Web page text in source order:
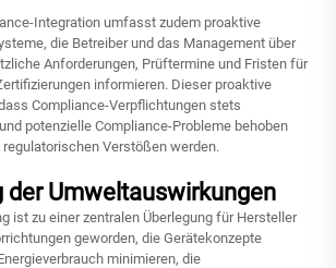
Integration umfasst zudem proaktive
die Betreiber und das Management über
Anforderungen, Prüftermine und Fristen für
informieren. Dieser proaktive
Compliance-Verpflichtungen stets
potenzielle Compliance-Probleme behoben
Verstößen werden.
der Umweltauswirkungen
ist zu einer zentralen Überlegung für Hersteller
geworden, die Gerätekonzepte
minimieren, die